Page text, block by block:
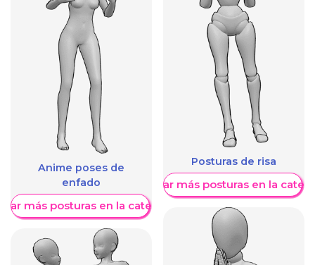
Anime poses de
enfado
más posturas en la categoría
Posturas de risa
Mostrar más posturas en la